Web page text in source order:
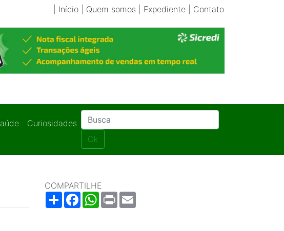
Início| Quem somos Expediente| Contato
Curiosidades
Ok
COMPARTILHE
ShareFacebookWhatsApp
Print